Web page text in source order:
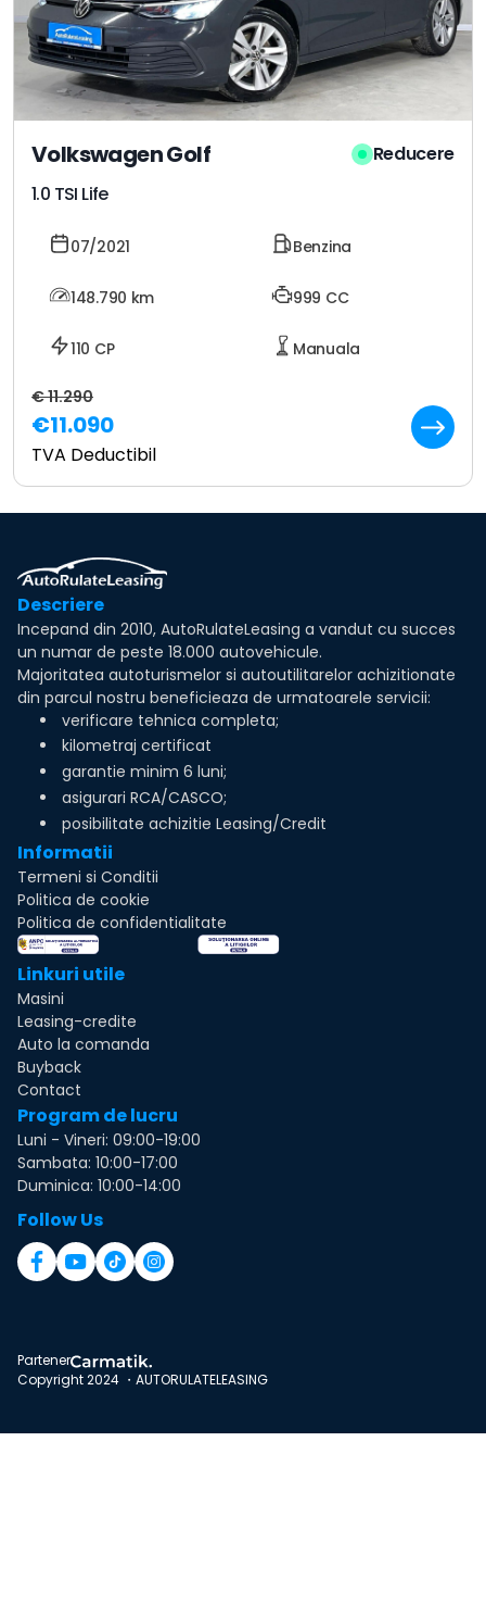
Volkswagen Golf
1.0 TSI Life
Reducere
07/2021 Benzina
148.790 km 999 CC
110 CP Manuala
€ 11.290
€11.090
TVA Deductibil
Descriere
Incepand din 2010, AutoRulateLeasing a vandut cu succes
un numar de peste 18.000 autovehicule.
Majoritatea autoturismelor si autoutilitarelor achizitionate
din parcul nostru beneficieaza de urmatoarele servicii:
verificare tehnica completa;
kilometraj certificat
garantie minim 6 luni;
asigurari RCA/CASCO;
posibilitate achizitie Leasing/Credit
Informatii
Termeni si Conditii
Politica de cookie
Politica de confidentialitate
Linkuri utile
Masini
Leasing-credite
Auto la comanda
Buyback
Contact
Program de lucru
Luni - Vineri: 09:00-19:00
Sambata: 10:00-17:00
Duminica: 10:00-14:00
Follow Us
Partener
Copyright 2024 ・AUTORULATELEASING